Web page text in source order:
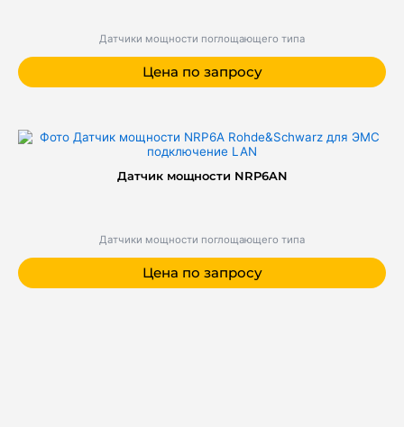
Цена по запросу
Датчики мощности поглощающего типа
Цена по запросу
Датчики мощности поглощающего типа
Датчик мощности NRP6AN